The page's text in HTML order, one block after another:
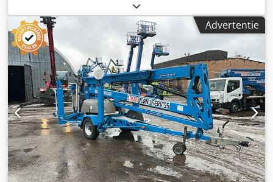
gebruikte-machines-centrum voor meer informatie.
Chodpfxozf Anre Aafoa
Advertentie